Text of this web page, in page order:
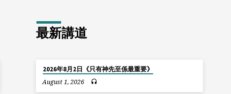
最新講道
2026年8月2日《只有神先至係最重要》
August 1, 2026